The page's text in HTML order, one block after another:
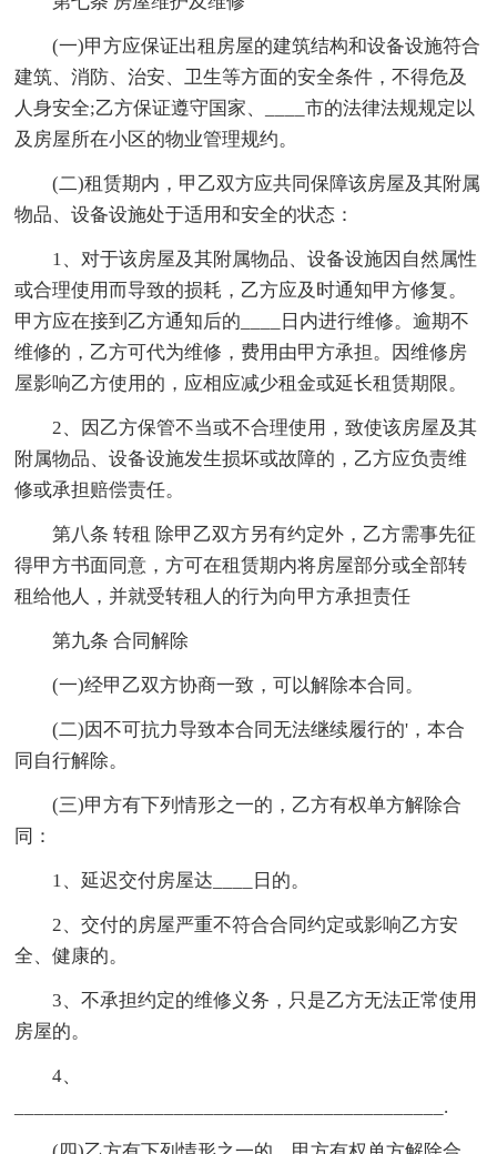
(一)甲方应保证出租房屋的建筑结构和设备设施符合
建筑、消防、治安、卫生等方面的安全条件，不得危及
人身安全;乙方保证遵守国家、____市的法律法规规定以
及房屋所在小区的物业管理规约。
(二)租赁期内，甲乙双方应共同保障该房屋及其附属
物品、设备设施处于适用和安全的状态：
1、对于该房屋及其附属物品、设备设施因自然属性
或合理使用而导致的损耗，乙方应及时通知甲方修复。
甲方应在接到乙方通知后的____日内进行维修。逾期不
维修的，乙方可代为维修，费用由甲方承担。因维修房
屋影响乙方使用的，应相应减少租金或延长租赁期限。
2、因乙方保管不当或不合理使用，致使该房屋及其
附属物品、设备设施发生损坏或故障的，乙方应负责维
修或承担赔偿责任。
第八条 转租 除甲乙双方另有约定外，乙方需事先征
得甲方书面同意，方可在租赁期内将房屋部分或全部转
租给他人，并就受转租人的行为向甲方承担责任
第九条 合同解除
(一)经甲乙双方协商一致，可以解除本合同。
(二)因不可抗力导致本合同无法继续履行的'，本合
同自行解除。
(三)甲方有下列情形之一的，乙方有权单方解除合
同：
1、延迟交付房屋达____日的。
2、交付的房屋严重不符合合同约定或影响乙方安
全、健康的。
3、不承担约定的维修义务，只是乙方无法正常使用
房屋的。
4、
___________________________________________.